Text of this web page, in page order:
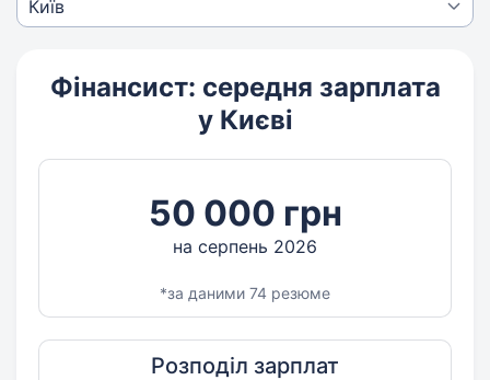
Фінансист: середня зарплата
у Києві
50 000 грн
на серпень 2026
*за даними 74 резюме
Розподіл зарплат